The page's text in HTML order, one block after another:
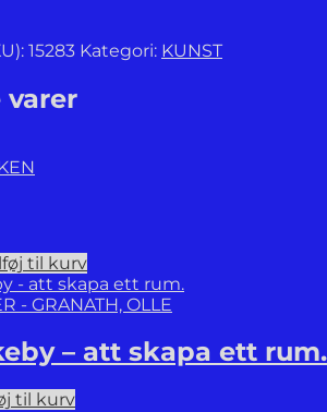
15283 Kategori: KUNST
varer
til kurv
- GRANATH, OLLE
– att skapa ett rum.
til kurv